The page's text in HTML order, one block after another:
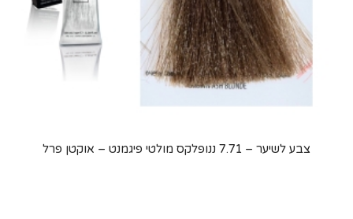
צבע לשיער – 7.71 ננופלקס מולטי פיגמנט – אוקטן פרל